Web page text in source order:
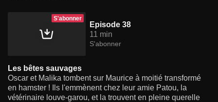
S'abonner
Episode 38
11 min
S'abonner
Les bêtes sauvages
Oscar et Malika tombent sur Maurice à moitié transformé
en hamster ! Ils l'emmènent chez leur amie Patou, la
vétérinaire louve-garou, et la trouvent en pleine querelle